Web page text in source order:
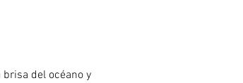
del océano y